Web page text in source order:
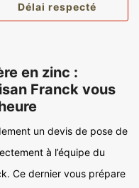
Délai respecté
en zinc :
Franck vous
un devis de pose de
à l’équipe du
Ce dernier vous prépare